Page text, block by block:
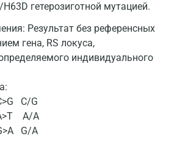
гетерозиготной мутацией.
Результат без референсных
гена, RS локуса,
индивидуального
C/G
A/A
G/A